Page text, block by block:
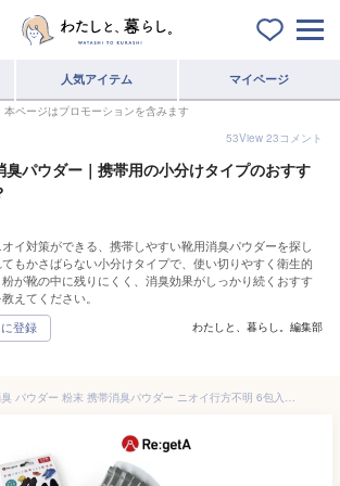
人気アイテム マイページ
本ページはプロモーションを含みます
53View 23コメント
臭パウダー｜携帯用の小分けタイプのおすす
イ対策ができる、携帯しやすい靴用消臭パウダーを探し
もかさばらない小分けタイプで、使い切りやすく衛生的
が靴の中に残りにくく、消臭効果がしっかり続くおすす
えてください。
わたしと、暮らし。編集部
リゲッタ 靴 消臭 パウダー 粉末 携帯消臭パウダー ニオイ行方不明 6包入 日本製 携帯 持ち運び 靴の臭い対策 スニーカー ブーツ 革靴 シューズ くつ グローブ 消臭・防臭用品 消臭剤 DP-01